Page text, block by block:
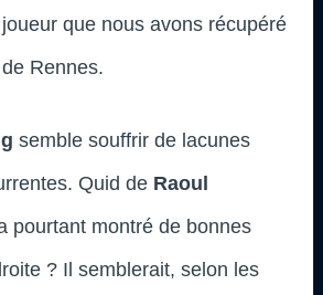
que nous avons récupéré
Rennes.
semble souffrir de lacunes
Quid de Raoul
pourtant montré de bonnes
? Il semblerait, selon les